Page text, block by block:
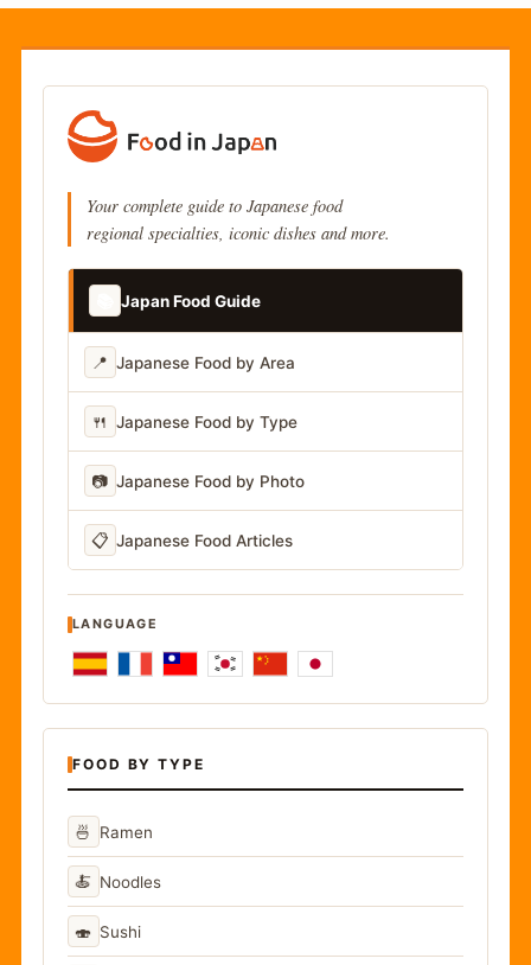
Your complete guide to Japanese food
regional specialties, iconic dishes and more.
Japan Food Guide
📍 Japanese Food by Area
🍴 Japanese Food by Type
📷 Japanese Food by Photo
📋 Japanese Food Articles
LANGUAGE
FOOD BY TYPE
🍜 Ramen
🍝 Noodles
🍣 Sushi